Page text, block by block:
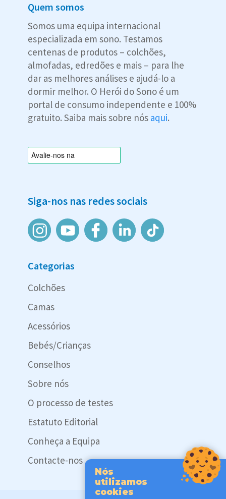
Quem somos
Somos uma equipa internacional
especializada em sono. Testamos
centenas de produtos – colchões,
almofadas, edredões e mais – para lhe
dar as melhores análises e ajudá-lo a
dormir melhor. O Herói do Sono é um
portal de consumo independente e 100%
gratuito. Saiba mais sobre nós aqui.
Siga-nos nas redes sociais
Categorias
Colchões
Camas
Acessórios
Bebés/Crianças
Conselhos
Sobre nós
O processo de testes
Estatuto Editorial
Conheça a Equipa
Contacte-nos
Nós
utilizamos
cookies